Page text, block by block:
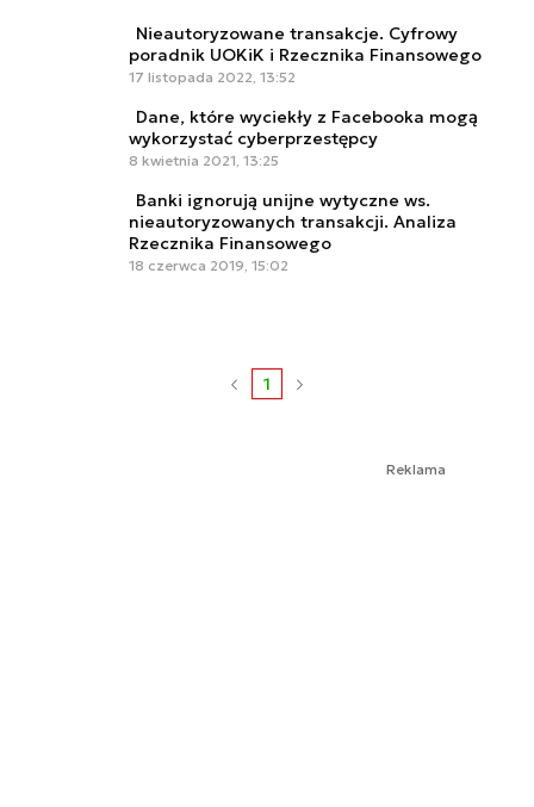
Nieautoryzowane transakcje. Cyfrowy
poradnik UOKiK i Rzecznika Finansowego
17 listopada 2022, 13:52
Dane, które wyciekły z Facebooka mogą
wykorzystać cyberprzestępcy
8 kwietnia 2021, 13:25
Banki ignorują unijne wytyczne ws.
nieautoryzowanych transakcji. Analiza
Rzecznika Finansowego
18 czerwca 2019, 15:02
1
Reklama